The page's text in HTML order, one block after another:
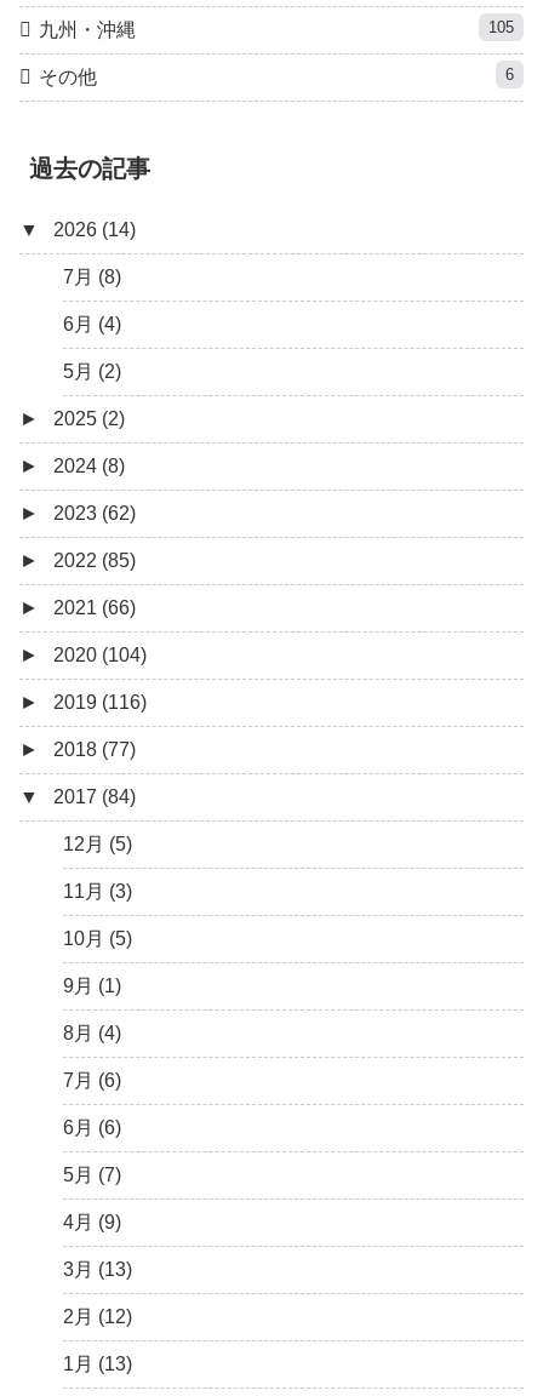
九州・沖縄 105
その他 6
過去の記事
▼ 2026 (14)
7月 (8)
6月 (4)
5月 (2)
► 2025 (2)
12月 (1)
6月 (1)
► 2024 (8)
8月 (1)
7月 (1)
5月 (2)
4月 (3)
3月 (1)
► 2023 (62)
9月 (1)
8月 (1)
7月 (8)
6月 (5)
5月 (7)
4月 (9)
3月 (15)
2月 (6)
1月 (10)
► 2022 (85)
12月 (3)
10月 (1)
9月 (4)
8月 (5)
7月 (5)
6月 (8)
5月 (13)
4月 (12)
3月 (13)
2月 (14)
1月 (7)
► 2021 (66)
12月 (4)
11月 (8)
10月 (1)
8月 (2)
7月 (4)
6月 (6)
5月 (5)
4月 (10)
3月 (5)
2月 (11)
1月 (10)
► 2020 (104)
12月 (7)
11月 (10)
10月 (8)
9月 (5)
8月 (9)
7月 (8)
6月 (3)
5月 (10)
4月 (7)
3月 (8)
2月 (19)
1月 (10)
► 2019 (116)
12月 (9)
11月 (11)
10月 (9)
9月 (16)
8月 (9)
7月 (11)
6月 (5)
5月 (8)
4月 (12)
3月 (9)
2月 (8)
1月 (9)
► 2018 (77)
12月 (6)
11月 (4)
10月 (8)
9月 (12)
8月 (4)
7月 (7)
6月 (7)
5月 (7)
4月 (6)
3月 (6)
2月 (4)
1月 (6)
▼ 2017 (84)
12月 (5)
11月 (3)
10月 (5)
9月 (1)
8月 (4)
7月 (6)
6月 (6)
5月 (7)
4月 (9)
3月 (13)
2月 (12)
1月 (13)